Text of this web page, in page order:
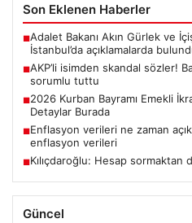
Son Eklenen Haberler
■Adalet Bakanı Akın Gürlek ve
İstanbul’da açıklamalarda
■AKP’li isimden skandal sözler!
sorumlu tuttu
■2026 Kurban Bayramı Emekli
Detaylar Burada
■Enflasyon verileri ne zaman
enflasyon verileri
■Kılıçdaroğlu: Hesap
Güncel